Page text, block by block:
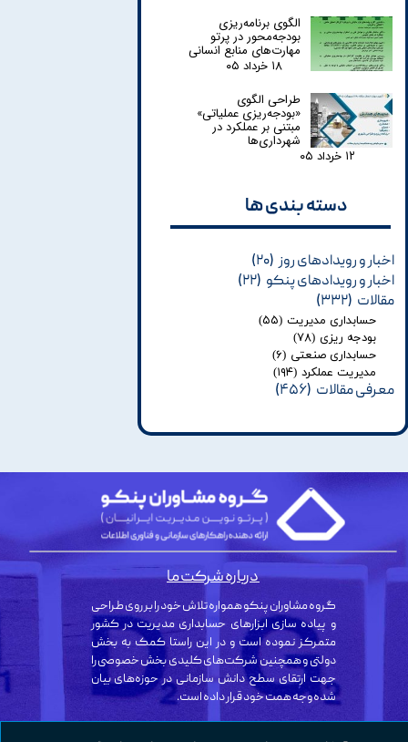
الگوی برنامه‌ریزی
بودجه‌محور در پرتو
مهارت‌های منابع انسانی
۱۸ خرداد ۰۵
طراحی الگوی
«بودجه‌ریزی عملیاتی»
مبتنی بر عملکرد در
شهرداری‌ها
۱۲ خرداد ۰۵
دسته بندی ها​​​​​​​
اخبار و رویدادهای روز (۲۰)
اخبار و رویدادهای پنکو (۲۲)
مقالات (۳۳۲)
حسابداری مدیریت (۵۵)
بودجه ریزی (۷۸)
حسابداری صنعتی (۶)
مدیریت عملکرد (۱۹۴)
معرفی مقالات (۴۵۶)
گروه مشاوران پنکو همواره تلاش خود را بر روی طراحی
و پیاده سازی ابزارهای حسابداری مدیریت در کشور
متمرکز نموده است و در این راستا کمک به بخش
دولتی و همچنین شرکت‌های کلیدی بخش خصوصی را
جهت ارتقای سطح دانش سازمانی در حوزه‌های بیان
شده وجه همت خود قرار داده است.
درباره شرکت ما